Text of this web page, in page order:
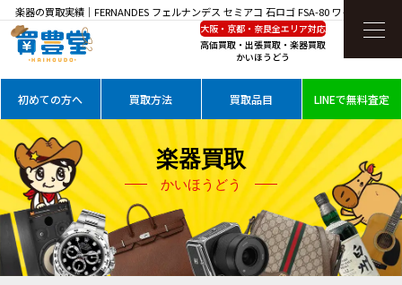
楽器の買取実績｜FERNANDES フェルナンデス セミアコ 石ロゴ FSA-80 ワインレッドを
高価買取
大阪・京都・奈良全エリア対応
高価買取・出張買取・楽器買取
かいほうどう
初めての方へ 買取方法 買取品目 LINEで無料査定
楽器買取
かいほうどう